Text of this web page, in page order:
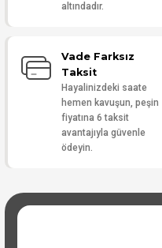
altındadır.
Vade Farksız
Taksit
Hayalinizdeki saate
hemen kavuşun, peşin
fiyatına 6 taksit
avantajıyla güvenle
ödeyin.